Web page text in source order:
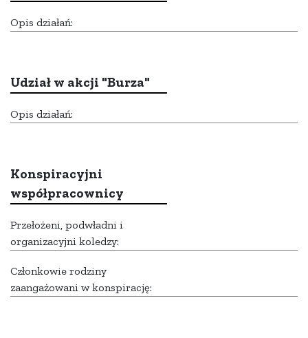
Opis działań:
Udział w akcji "Burza"
Opis działań:
Konspiracyjni
współpracownicy
Przełożeni, podwładni i
organizacyjni koledzy:
Członkowie rodziny
zaangażowani w konspirację: